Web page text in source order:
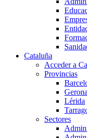
Cataluña
Acceder a
Provincias
Gerona
Lérida
Sectores